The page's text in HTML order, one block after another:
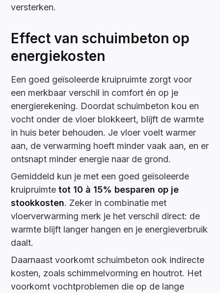
versterken.
Effect van schuimbeton op
energiekosten
Een goed geïsoleerde kruipruimte zorgt voor
een merkbaar verschil in comfort én op je
energierekening. Doordat schuimbeton kou en
vocht onder de vloer blokkeert, blijft de warmte
in huis beter behouden. Je vloer voelt warmer
aan, de verwarming hoeft minder vaak aan, en er
ontsnapt minder energie naar de grond.
Gemiddeld kun je met een goed geïsoleerde
kruipruimtetot 10 à 15% besparen op je
stookkosten. Zeker in combinatie met
vloerverwarming merk je het verschil direct: de
warmte blijft langer hangen en je energieverbruik
daalt.
Daarnaast voorkomt schuimbeton ook indirecte
kosten, zoals schimmelvorming en houtrot. Het
voorkomt vochtproblemen die op de lange